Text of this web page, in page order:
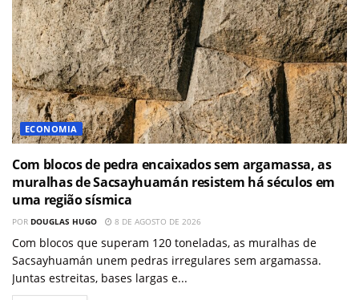
ECONOMIA
Com blocos de pedra encaixados sem argamassa, as
muralhas de Sacsayhuamán resistem há séculos em
uma região sísmica
POR DOUGLAS HUGO 8 DE AGOSTO DE 2026
Com blocos que superam 120 toneladas, as muralhas de
Sacsayhuamán unem pedras irregulares sem argamassa.
Juntas estreitas, bases largas e...